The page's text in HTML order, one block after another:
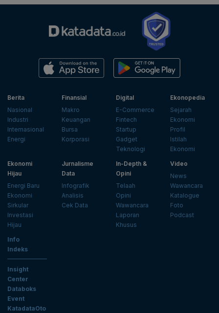
Berita
Nasional
Industri
Internasional
Energi
Finansial
Makro
Keuangan
Bursa
Korporasi
Digital
E-Commerce
Fintech
Startup
Gadget
Teknologi
Ekonopedia
Sejarah
Ekonomi
Profil
Istilah
Ekonomi
Ekonomi
Hijau
Energi Baru
Ekonomi
Sirkular
Investasi
Hijau
Jurnalisme
Data
Infografik
Analisis
Cek Data
In-Depth &
Opini
Telaah
Opini
Wawancara
Laporan
Khusus
Video
News
Wawancara
Katalogue
Foto
Podcast
Info
Indeks
Insight
Center
Databoks
Event
KatadataOto